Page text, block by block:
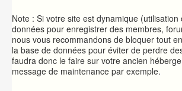
Note : Si votre site est dynamique
données pour enregistrer des membres,
nous vous recommandons de bloquer tout
la base de données pour éviter de perdre
faudra donc le faire sur votre ancien
message de maintenance par exemple.